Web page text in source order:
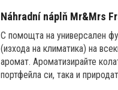
Náhradní náplň Mr&Mrs
С помощта на универсален
(изхода на климатика) на
аромат. Ароматизирайте
портфейла си, така и